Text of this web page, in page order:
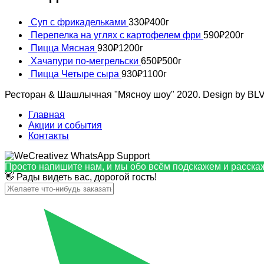
Суп с фрикадельками 330₽400г
Перепелка на углях с картофелем фри 590₽200г
Пицца Мясная 930₽1200г
Хачапури по-мегрельски 650₽500г
Пицца Четыре сыра 930₽1100г
Ресторан & Шашлычная "Мясноу шоу" 2020. Design by
Главная
Акции и события
Контакты
Просто напишите нам, и мы обо всём подскажем и
👋 Рады видеть вас, дорогой гость!